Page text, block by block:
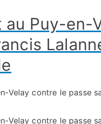
Puy-en-